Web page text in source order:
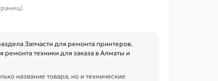
Запчасти для ремонта принтеров.
техники для заказа в Алматы и
название товара, но и технические